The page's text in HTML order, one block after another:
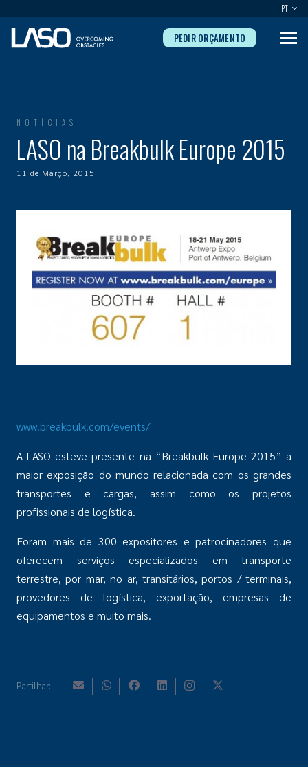
PT
PEDIR ORÇAMENTO
NOTÍCIAS
LASO na Breakbulk Europe 2015
11 de Março, 2015
www.breakbulk.com/events/
A LASO esteve presente na “Breakbulk Europe 2015” a
maior exposição do mundo relacionada com os grandes
transportes e cargas, assim como os projetos
profissionais de logística.
Foram mais de 300 expositores e patrocinadores que
oferecem serviços especializados em transporte
terrestre, por mar, no ar, transitários, portos / terminais,
provedores de logística, exportação, empresas de
equipamentos e muito mais.
Partilhar: